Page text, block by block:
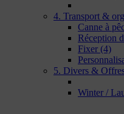
4. Transport &
Canne à
Réception
Fixer (4)
5. Divers &
Winter /